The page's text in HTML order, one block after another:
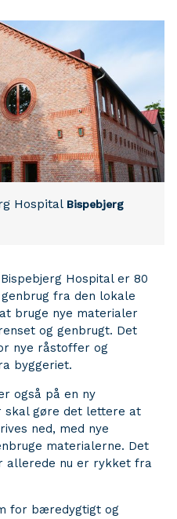
Hospital Bispebjerg
Hospital er 80
fra den lokale
bruge nye materialer
og genbrugt. Det
nye råstoffer og
byggeriet.
også på en ny
skal gøre det lettere at
ned, med nye
materialerne. Det
allerede nu er rykket fra
for bæredygtigt og